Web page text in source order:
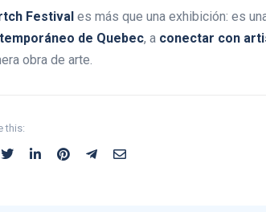
Festival es más que una exhibición: es
de Quebec, a conectar con
obra de arte.
this: